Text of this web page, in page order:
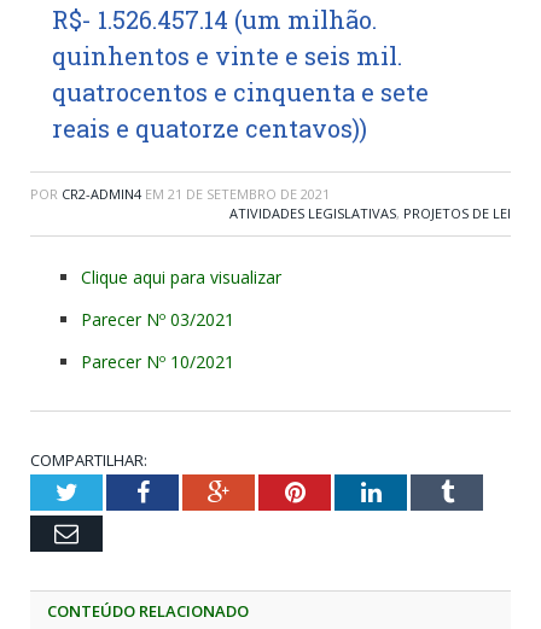
R$- 1.526.457.14 (um milhão.
quinhentos e vinte e seis mil.
quatrocentos e cinquenta e sete
reais e quatorze centavos))
POR CR2-ADMIN4 EM 21 DE SETEMBRO DE 2021
ATIVIDADES LEGISLATIVAS, PROJETOS DE LEI
Clique aqui para visualizar
Parecer Nº 03/2021
Parecer Nº 10/2021
COMPARTILHAR:
TwitterFacebookGoogle+PinterestLinkedInTumblr
Email
CONTEÚDO RELACIONADO